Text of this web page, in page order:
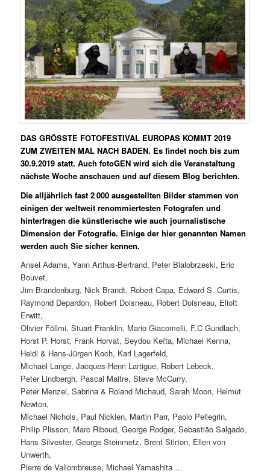
DAS GRÖSSTE FOTOFESTIVAL EUROPAS KOMMT 2019
ZUM ZWEITEN MAL NACH BADEN. Es findet noch bis zum
30.9.2019 statt. Auch fotoGEN wird sich die Veranstaltung
nächste Woche anschauen und auf diesem Blog berichten.
Die alljährlich fast 2 000 ausgestellten Bilder stammen von
einigen der weltweit renommiertesten Fotografen und
hinterfragen die künstlerische wie auch journalistische
Dimension der Fotografie. Einige der hier genannten Namen
werden auch Sie sicher kennen.
Ansel Adams, Yann Arthus-Bertrand, Peter Bialobrzeski, Eric
Bouvet,
Jim Brandenburg, Nick Brandt, Robert Capa, Edward S. Curtis,
Raymond Depardon, Robert Doisneau, Robert Doisneau, Eliott
Erwitt,
Olivier Föllmi, Stuart Franklin, Mario Giacomelli, F.C Gundlach,
Horst P. Horst, Frank Horvat, Seydou Keïta, Michael Kenna,
Heidi & Hans-Jürgen Koch, Karl Lagerfeld,
Michael Lange, Jacques-Henri Lartigue, Robert Lebeck,
Peter Lindbergh, Pascal Maitre, Steve McCurry,
Peter Menzel, Sabrina & Roland Michaud, Sarah Moon, Helmut
Newton,
Michael Nichols, Paul Nicklen, Martin Parr, Paolo Pellegrin,
Philip Plisson, Marc Riboud, George Rodger, Sebastião Salgado,
Hans Silvester, George Steinmetz, Brent Stirton, Ellen von
Unwerth,
Pierre de Vallombreuse, Michael Yamashita …